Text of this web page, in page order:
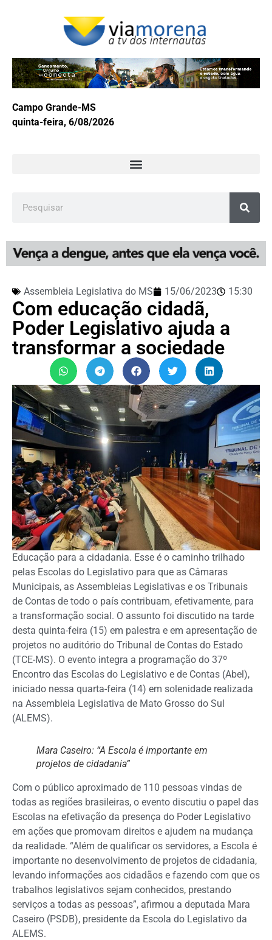
Campo Grande-MS
quinta-feira, 6/08/2026
Assembleia Legislativa do MS 15/06/2023 15:30
Com educação cidadã,
Poder Legislativo ajuda a
transformar a sociedade
Educação para a cidadania. Esse é o caminho trilhado
pelas Escolas do Legislativo para que as Câmaras
Municipais, as Assembleias Legislativas e os Tribunais
de Contas de todo o país contribuam, efetivamente, para
a transformação social. O assunto foi discutido na tarde
desta quinta-feira (15) em palestra e em apresentação de
projetos no auditório do Tribunal de Contas do Estado
(TCE-MS). O evento integra a programação do 37º
Encontro das Escolas do Legislativo e de Contas (Abel),
iniciado nessa quarta-feira (14) em solenidade realizada
na Assembleia Legislativa de Mato Grosso do Sul
(ALEMS).
Mara Caseiro: “A Escola é importante em
projetos de cidadania”
Com o público aproximado de 110 pessoas vindas de
todas as regiões brasileiras, o evento discutiu o papel das
Escolas na efetivação da presença do Poder Legislativo
em ações que promovam direitos e ajudem na mudança
da realidade. “Além de qualificar os servidores, a Escola é
importante no desenvolvimento de projetos de cidadania,
levando informações aos cidadãos e fazendo com que os
trabalhos legislativos sejam conhecidos, prestando
serviços a todas as pessoas”, afirmou a deputada Mara
Caseiro (PSDB), presidente da Escola do Legislativo da
ALEMS.